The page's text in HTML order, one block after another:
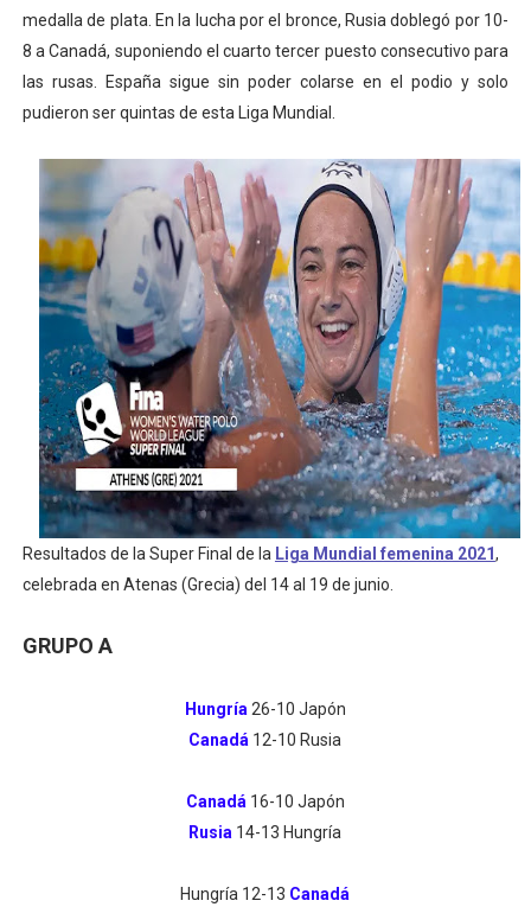
medalla de plata. En la lucha por el bronce, Rusia doblegó por 10-
8 a Canadá, suponiendo el cuarto tercer puesto consecutivo para
las rusas. España sigue sin poder colarse en el podio y solo
pudieron ser quintas de esta Liga Mundial.
Resultados de la Super Final de la Liga Mundial femenina 2021,
celebrada en Atenas (Grecia) del 14 al 19 de junio.
GRUPO A
Hungría 26-10 Japón
Canadá 12-10 Rusia
Canadá 16-10 Japón
Rusia 14-13 Hungría
Hungría 12-13 Canadá